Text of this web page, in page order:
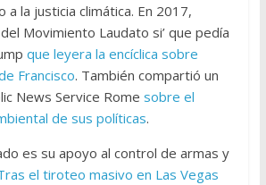
a la justicia climática. En 2017,
Movimiento Laudato si’ que pedía
que leyera la encíclica sobre
Francisco. También compartió un
News Service Rome sobre el
de sus políticas.
es su apoyo al control de armas y
el tiroteo masivo en Las Vegas